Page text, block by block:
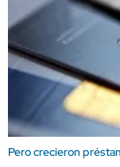
Pero crecieron